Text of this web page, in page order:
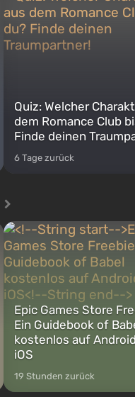
Quiz: Welcher
dem Romance Club
Finde deinen
6 Tage zurück
Epic Games Store
Ein Guidebook of
kostenlos auf
iOS
19 Stunden zurück